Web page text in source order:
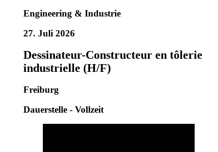
Engineering & Industrie
27. Juli 2026
Dessinateur-Constructeur en tôlerie
industrielle (H/F)
Freiburg
Dauerstelle - Vollzeit